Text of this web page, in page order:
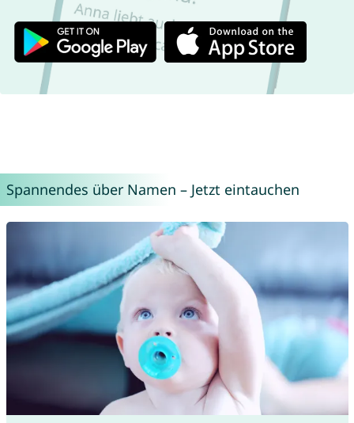
Spannendes über Namen – Jetzt eintauchen